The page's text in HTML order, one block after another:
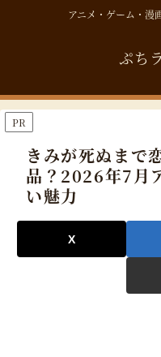
アニメ・ゲーム・
ぷち
PR
きみが死ぬまで
品？2026年7月
い魅力